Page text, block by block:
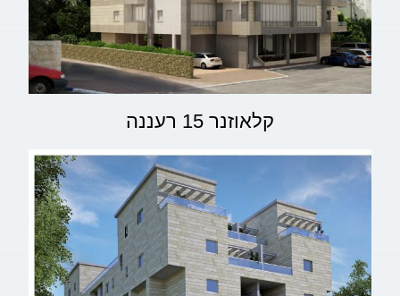
קלאוזנר 15 רעננה